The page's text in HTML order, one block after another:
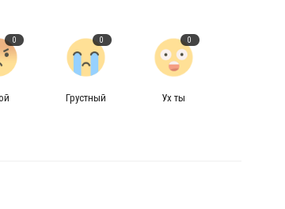
0 0
Грустный
0
Ух ты